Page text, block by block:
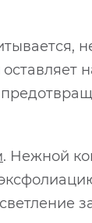
. Нежной